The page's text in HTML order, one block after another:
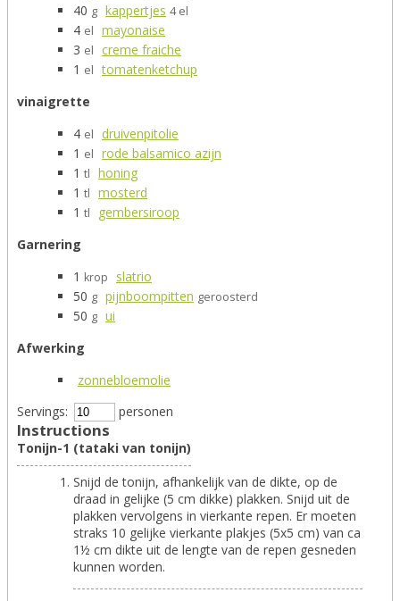
40 g kappertjes 4 el
4 el mayonaise
3 el creme fraiche
1 el tomatenketchup
vinaigrette
4 el druivenpitolie
1 el rode balsamico azijn
1 tl honing
1 tl mosterd
1 tl
gembersiroop
Garnering
1 krop
slatrio
50 g pijnboompitten geroosterd
50 g ui
Afwerking
zonnebloemolie
Servings:
personen
Instructions
Tonijn-1 (tataki van tonijn)
Snijd de tonijn, afhankelijk van de dikte, op de
draad in gelijke (5 cm dikke) plakken. Snijd uit de
plakken vervolgens in vierkante repen. Er moeten
straks 10 gelijke vierkante plakjes (5x5 cm) van ca
1½ cm dikte uit de lengte van de repen gesneden
kunnen worden.